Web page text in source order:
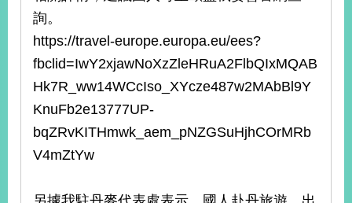
詢。
https://travel-europe.europa.eu/ees?
fbclid=IwY2xjawNoXzZleHRuA2FlbQIxMQAB
Hk7R_ww14WCcIso_XYcze487w2MAbBl9Y
KnuFb2e13777UP-
bqZRvKITHmwk_aem_pNZGSuHjhCOrMRb
V4mZtYw